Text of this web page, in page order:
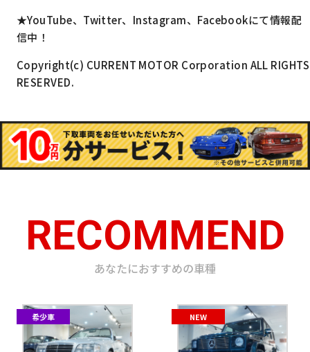
★YouTube、Twitter、Instagram、Facebookにて情報配
信中！
Copyright(c) CURRENT MOTOR Corporation ALL RIGHTS
RESERVED.
RECOMMEND
あなたにおすすめの車種
希少車 NEW